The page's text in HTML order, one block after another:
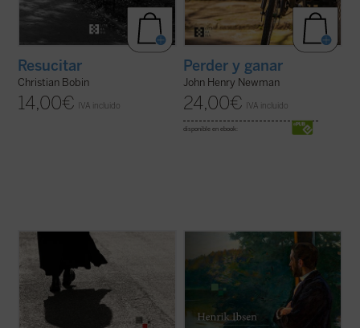
Resucitar
Christian Bobin
14,00€ IVA incluido
Perder y ganar
John Henry Newman
24,00€ IVA incluido
disponible en ebook:
El conjunto de los relatos del padre Brown,
escritos a lo largo de más de veinte años,
constituye quizá la obra más popular de
Chesterton. El simpático cura-detective
que los protagoniza resuelve en ellos,
armado únicamente con su ...
Considerado junto a Peer Gynt
el texto
teatral más importante e intenso de Ibsen,
narra la historia del pastor protestante
Brand y su intento trágico de vivir según
una supuesta perfección moral y, con ello,
(ver ficha)